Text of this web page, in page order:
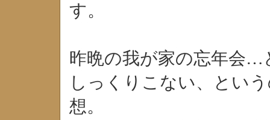
す。
昨晩の我が家の忘年会…
しっくりこない、とい
想。